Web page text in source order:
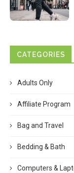
CATEGORIES
Adults Only
Affiliate Program
Bag and Travel
Bedding & Bath
Computers &